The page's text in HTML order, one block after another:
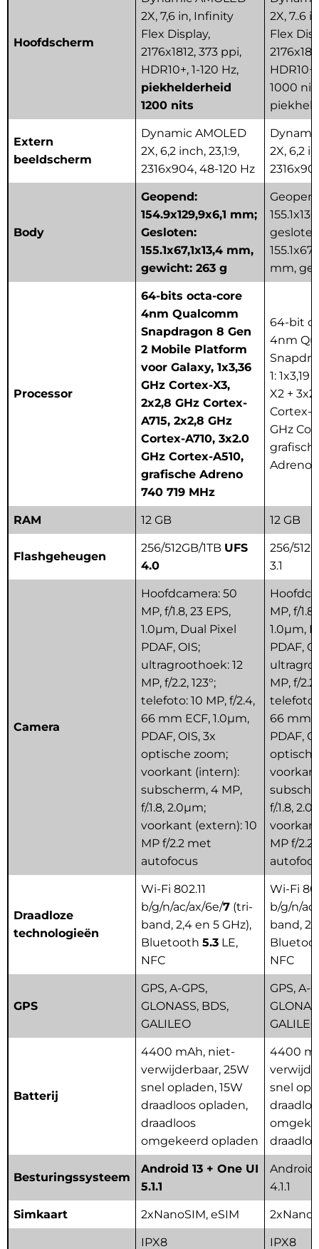
Hoofdscherm
2X, 7,6 in, Infinity
Flex Display,
2176x1812, 373 ppi,
HDR10+, 1-120 Hz,
piekhelderheid
1200 nits
2X, 7..6
Flex
1000
Extern
beeldscherm
Dynamic AMOLED
2X, 6,2 inch, 23,1:9,
2316x904, 48-120 Hz
2X, 6,2
Body
Geopend:
154.9x129,9x6,1 mm;
Gesloten:
155.1x67,1x13,4 mm,
gewicht: 263 g
mm,
Processor
64-bits octa-core
4nm Qualcomm
Snapdragon 8 Gen
2 Mobile Platform
voor Galaxy, 1x3,36
GHz Cortex-X3,
2x2,8 GHz Cortex-
A715, 2x2,8 GHz
Cortex-A710, 3x2.0
GHz Cortex-A510,
grafische Adreno
740 719 MHz
64-bit
4nm
1: 1x3,19
X2 +
Cortex-
GHz
Adreno
RAM 12 GB 12 GB
Flashgeheugen
256/512GB/1TB UFS
4.0
256/
3.1
Camera
Hoofdcamera: 50
MP, f/1.8, 23 EPS,
1.0μm, Dual Pixel
PDAF, OIS;
ultragroothoek: 12
MP, f/2.2, 123°;
telefoto: 10 MP, f/2.4,
66 mm ECF, 1.0μm,
PDAF, OIS, 3x
optische zoom;
voorkant (intern):
subscherm, 4 MP,
f/.1.8, 2.0μm;
voorkant (extern): 10
MP f/2.2 met
autofocus
MP, f/
1.0μm,
PDAF,
MP, f/2.2,
telefoto:
66 mm
PDAF,
f/.1.8,
MP f/
Draadloze
technologieën
Wi-Fi 802.11
b/g/n/ac/ax/6e/7 (tri-
band, 2,4 en 5 GHz),
Bluetooth 5.3 LE,
NFC
Wi-Fi
b/g/n/
band,
NFC
GPS
GPS, A-GPS,
GLONASS, BDS,
GALILEO
GPS, A-
GALILEO
Batterij
4400 mAh, niet-
verwijderbaar, 25W
snel opladen, 15W
draadloos opladen,
draadloos
omgekeerd opladen
4400
snel
Besturingssysteem
Android 13 + One UI
5.1.1
Android
4.1.1
Simkaart 2xNanoSIM, eSIM
IPX8
IPX8